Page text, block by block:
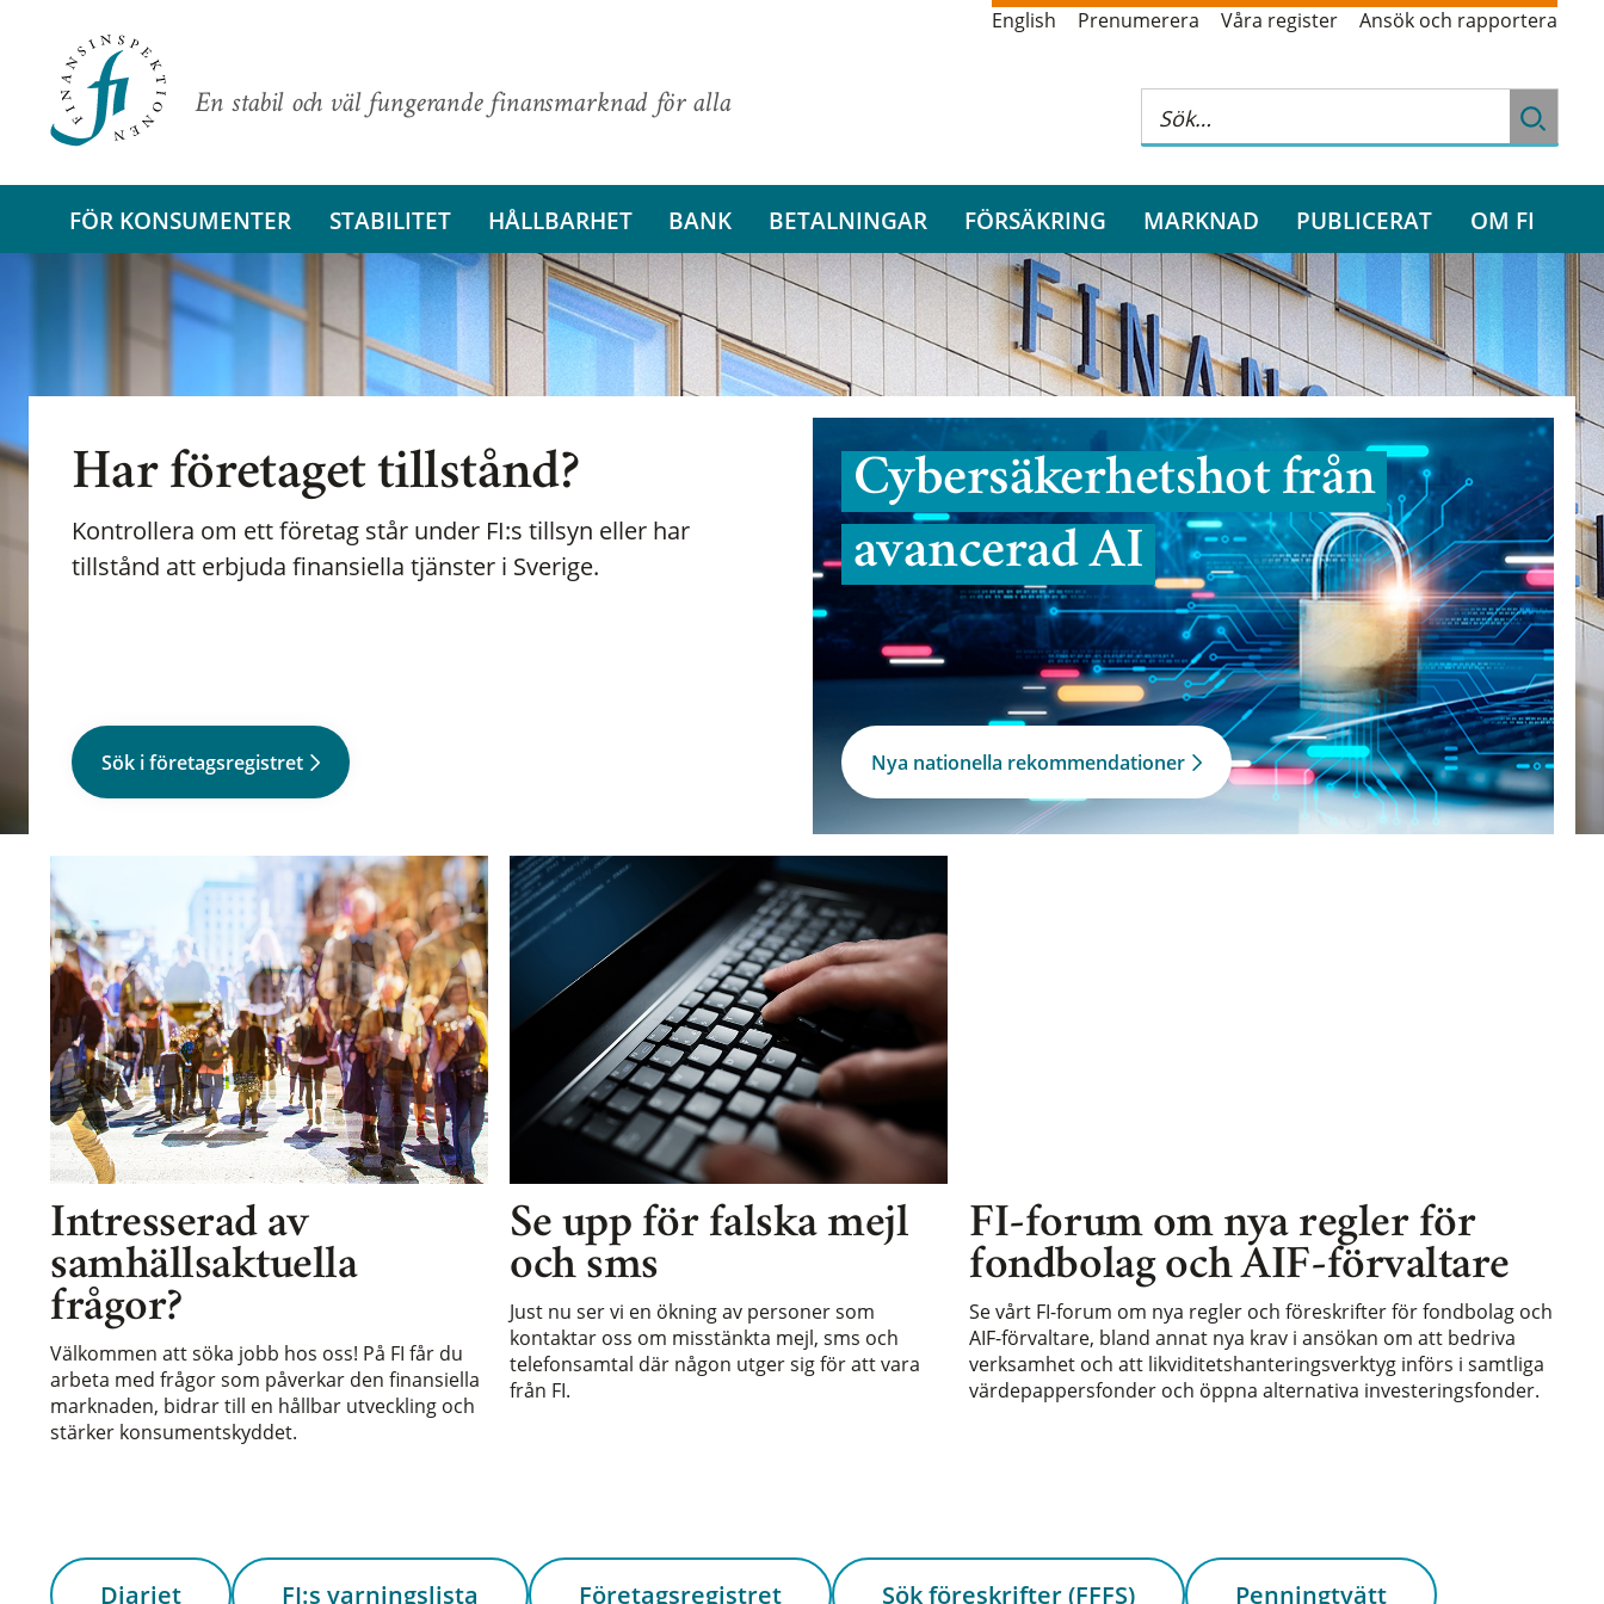
En stabil och väl fungerande finansmarknad för alla
English Prenumerera Våra register Ansök och rapportera
FÖR KONSUMENTER STABILITET HÅLLBARHET BANK BETALNINGAR FÖRSÄKRING MARKNAD PUBLICERAT OM FI
Har företaget tillstånd?
Kontrollera om ett företag står under FI:s tillsyn eller har
tillstånd att erbjuda finansiella tjänster i Sverige.
Sök i företagsregistret
Cybersäkerhetshot från
avancerad AI
Nya nationella rekommendationer
Intresserad av
samhällsaktuella
frågor?
Välkommen att söka jobb hos oss! På FI får du
arbeta med frågor som påverkar den finansiella
marknaden, bidrar till en hållbar utveckling och
stärker konsumentskyddet.
Se upp för falska mejl
och sms
Just nu ser vi en ökning av personer som
kontaktar oss om misstänkta mejl, sms och
telefonsamtal där någon utger sig för att vara
från FI.
FI-forum om nya regler för
fondbolag och AIF-förvaltare
Se vårt FI-forum om nya regler och föreskrifter för fondbolag och
AIF-förvaltare, bland annat nya krav i ansökan om att bedriva
verksamhet och att likviditetshanteringsverktyg införs i samtliga
värdepappersfonder och öppna alternativa investeringsfonder.
Diariet FI:s varningslista Företagsregistret Sök föreskrifter (FFFS) Penningtvätt